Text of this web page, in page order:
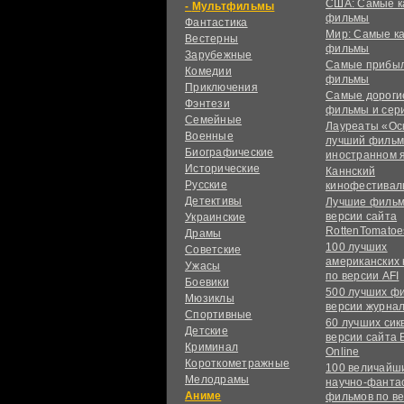
Мультфильмы
Фантастика
Вестерны
Зарубежные
Комедии
Приключения
Фэнтези
Семейные
Военные
Биографические
Исторические
Русские
Детективы
Украинские
Драмы
Советские
Ужасы
Боевики
Мюзиклы
Спортивные
Детские
Криминал
Короткометражные
Мелодрамы
Аниме
США: Самые
фильмы
Мир: Самые
фильмы
Самые
фильмы
Самые
фильмы и
Лауреаты
лучший
иностранном
Каннский
Лучшие
версии сайта
100 лучших
американских
по версии AFI
500 лучших
версии
60 лучших
версии сайта
Online
100
научно-
фильмов по